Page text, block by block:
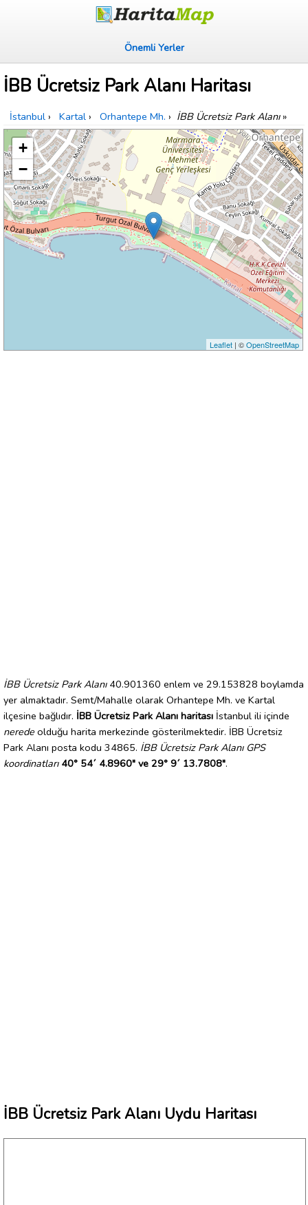
Önemli Yerler
İBB Ücretsiz Park Alanı Haritası
İstanbul › Kartal › Orhantepe Mh. › İBB Ücretsiz Park Alanı»
+
−
Leaflet| ©OpenStreetMap
İBB Ücretsiz Park Alanı40.901360 enlem ve 29.153828 boylamda
yer almaktadır. Semt/Mahalle olarak Orhantepe Mh. ve Kartal
ilçesine bağlıdır. İBB Ücretsiz Park Alanı haritası İstanbul ili içinde
nerede olduğu harita merkezinde gösterilmektedir. İBB Ücretsiz
Park Alanı posta kodu 34865. İBB Ücretsiz Park Alanı GPS
koordinatları 40° 54´ 4.8960" ve 29° 9´ 13.7808".
İBB Ücretsiz Park Alanı Uydu Haritası